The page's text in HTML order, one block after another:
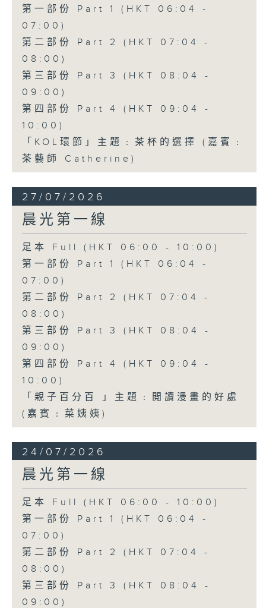
第一部份 Part 1 (HKT 06:04 -
07:00)
第二部份 Part 2 (HKT 07:04 -
08:00)
第三部份 Part 3 (HKT 08:04 -
09:00)
第四部份 Part 4 (HKT 09:04 -
10:00)
「KOL環節」主題﹕茶杯的選擇 (嘉賓﹕
茶藝師 Catherine)
27/07/2026
晨光第一線
足本 Full (HKT 06:00 - 10:00)
第一部份 Part 1 (HKT 06:04 -
07:00)
第二部份 Part 2 (HKT 07:04 -
08:00)
第三部份 Part 3 (HKT 08:04 -
09:00)
第四部份 Part 4 (HKT 09:04 -
10:00)
「親子百分百 」主題﹕閲讀漫畫的好處
(嘉賓﹕菜姨姨)
24/07/2026
晨光第一線
足本 Full (HKT 06:00 - 10:00)
第一部份 Part 1 (HKT 06:04 -
07:00)
第二部份 Part 2 (HKT 07:04 -
08:00)
第三部份 Part 3 (HKT 08:04 -
09:00)